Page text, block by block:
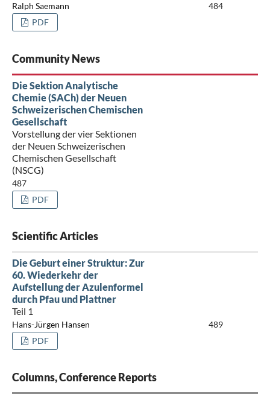
Ralph Saemann
484
PDF
Community News
Die Sektion Analytische
Chemie (SACh) der Neuen
Schweizerischen Chemischen
Gesellschaft
Vorstellung der vier Sektionen
der Neuen Schweizerischen
Chemischen Gesellschaft
(NSCG)
487
PDF
Scientific Articles
Die Geburt einer Struktur: Zur
60. Wiederkehr der
Aufstellung der Azulenformel
durch Pfau und Plattner
Teil 1
Hans-Jürgen Hansen
489
PDF
Columns, Conference Reports